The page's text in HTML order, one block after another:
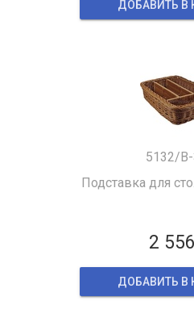
ДОБАВИТЬ В
5132/
Подставка для
2 556
ДОБАВИТЬ В